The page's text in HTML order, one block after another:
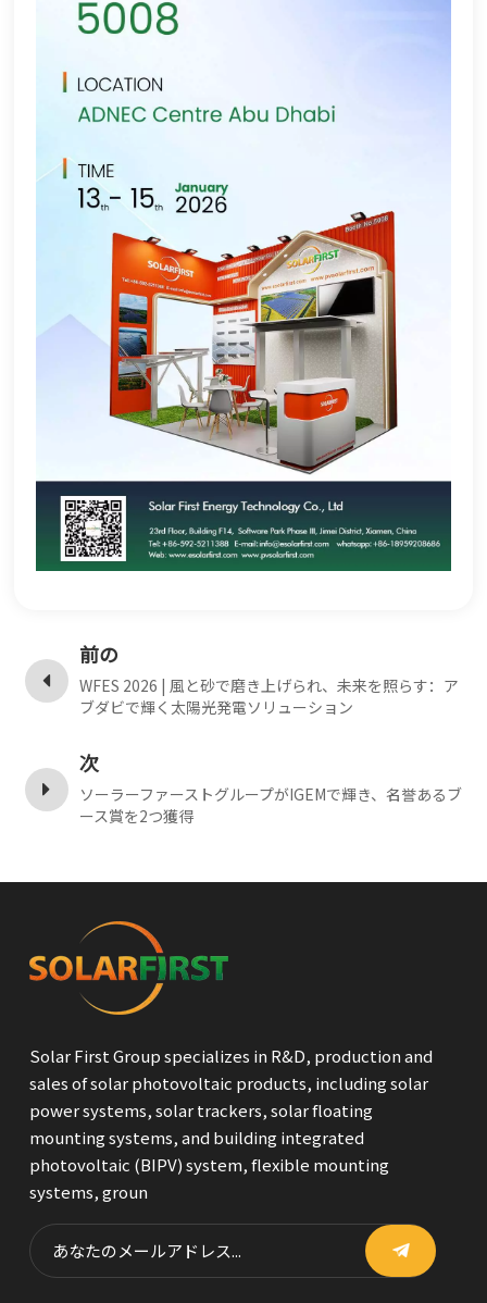
前の
WFES 2026 | 風と砂で磨き上げられ、未来を照らす：ア
ブダビで輝く太陽光発電ソリューション
次
ソーラーファーストグループがIGEMで輝き、名誉あるブ
ース賞を2つ獲得
Solar First Group specializes in R&D, production and
sales of solar photovoltaic products, including solar
power systems, solar trackers, solar floating
mounting systems, and building integrated
photovoltaic (BIPV) system, flexible mounting
systems, groun